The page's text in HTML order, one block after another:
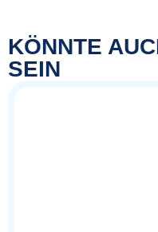
KÖNNTE
SEIN